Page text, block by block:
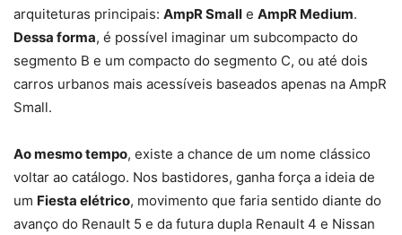
arquiteturas principais: AmpR Small e AmpR Medium.
Dessa forma, é possível imaginar um subcompacto do
segmento B e um compacto do segmento C, ou até dois
carros urbanos mais acessíveis baseados apenas na AmpR
Small.
Ao mesmo tempo, existe a chance de um nome clássico
voltar ao catálogo. Nos bastidores, ganha força a ideia de
um Fiesta elétrico, movimento que faria sentido diante do
avanço do Renault 5 e da futura dupla Renault 4 e Nissan